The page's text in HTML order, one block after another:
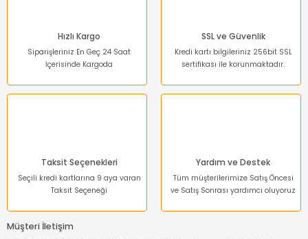
Hızlı Kargo
Siparişleriniz En Geç 24 Saat
İçerisinde Kargoda
SSL ve Güvenlik
Kredi kartı bilgileriniz 256bit SSL
sertifikası ile korunmaktadır.
Taksit Seçenekleri
Seçili kredi kartlarına 9 aya varan
Taksit Seçeneği
Yardım ve Destek
Tüm müşterilerimize Satış Öncesi
ve Satış Sonrası yardımcı oluyoruz
Müşteri İletişim